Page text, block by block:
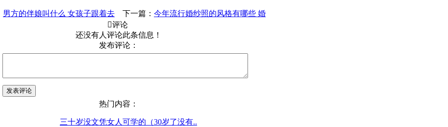
男方的伴娘叫什么 女孩子跟着去 下一篇： 今年流行婚纱照的风格有哪些 婚
评论
还没有人评论此条信息！
发布评论：
热门内容：
三十岁没文凭女人可学的（30岁了没有..